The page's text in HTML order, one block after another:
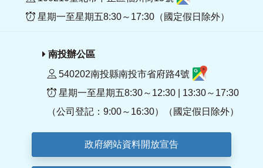
星期一至星期五8:30～17:30（國定假日除外）
南投辦公區
540202南投縣南投市省府路4號
星期一至星期五8:30～12:30 | 13:30～17:30
（公司登記：9:00～16:30）（國定假日除外）
政府網站資料開放宣告